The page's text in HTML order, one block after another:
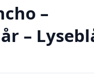
–
–